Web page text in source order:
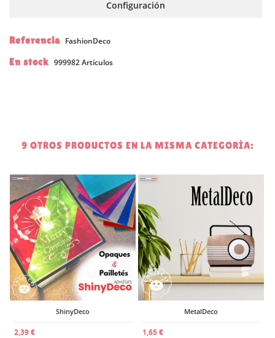
Configuración
Referencia FashionDeco
En stock 999982 Artículos
9 OTROS PRODUCTOS EN LA MISMA CATEGORÍA:
ShinyDeco
2,39 €
MetalDeco
1,65 €